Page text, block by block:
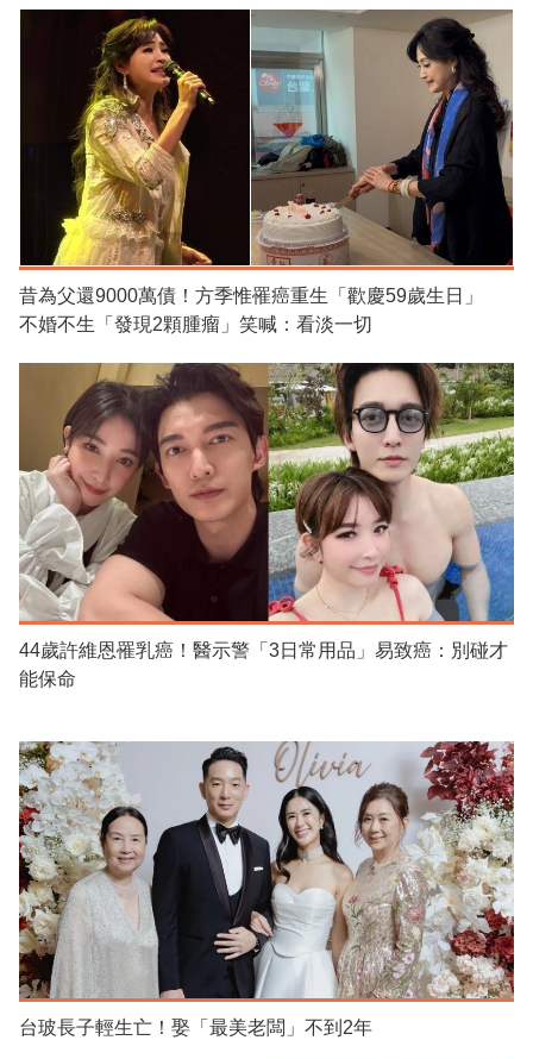
昔為父還9000萬債！方季惟罹癌重生「歡慶59歲生日」
不婚不生「發現2顆腫瘤」笑喊：看淡一切
44歲許維恩罹乳癌！醫示警「3日常用品」易致癌：別碰才
能保命
台玻長子輕生亡！娶「最美老闆」不到2年